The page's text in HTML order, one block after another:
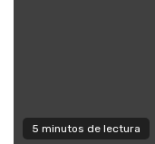
5 minutos de lectura